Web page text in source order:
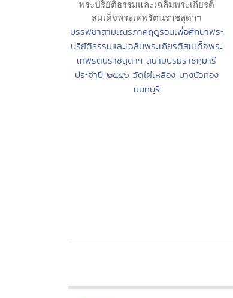
บรรพชาสามเณรภาคฤดูร้อนเพื่อศึกษาพระ
ปริยัติธรรมและเฉลิมพระเกียรติสมเด็จพระ
เทพรัตนราชสุดาฯ สยามบรมราชกุมารี
ประจำปี ๒๕๕๖ วัดไผ่เหลือง บางบัวทอง
นนทบุรี